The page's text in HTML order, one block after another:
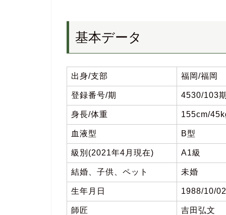
基本データ
出身/支部 福岡/福岡
登録番号/期 4530/103期
身長/体重 155cm/
血液型 B型
級別(2021年4月現在) A1級
結婚、子供、ペット 未婚
生年月日 1988/10/
師匠 吉田弘文